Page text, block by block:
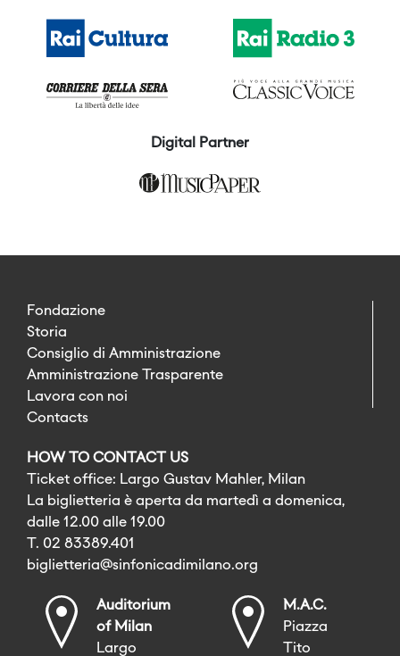
Digital Partner
Fondazione
Storia
Consiglio di Amministrazione
Amministrazione Trasparente
Lavora con noi
Contacts
HOW TO CONTACT US
Ticket office: Largo Gustav Mahler, Milan
La biglietteria è aperta da martedì a domenica,
dalle 12.00 alle 19.00
T. 02 83389.401
biglietteria@sinfonicadimilano.org
Auditorium
of Milan
Largo
M.A.C.
Piazza
Tito